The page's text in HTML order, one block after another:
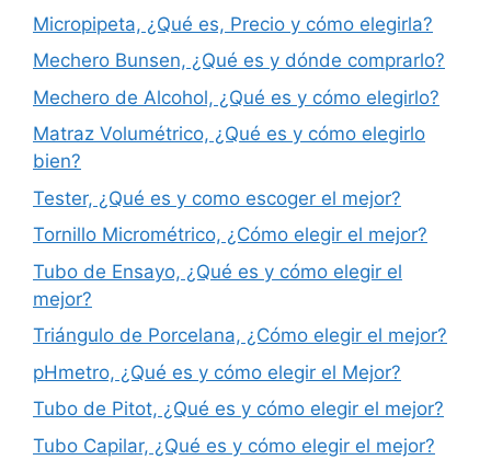
Micropipeta, ¿Qué es, Precio y cómo elegirla?
Mechero Bunsen, ¿Qué es y dónde comprarlo?
Mechero de Alcohol, ¿Qué es y cómo elegirlo?
Matraz Volumétrico, ¿Qué es y cómo elegirlo
bien?
Tester, ¿Qué es y como escoger el mejor?
Tornillo Micrométrico, ¿Cómo elegir el mejor?
Tubo de Ensayo, ¿Qué es y cómo elegir el
mejor?
Triángulo de Porcelana, ¿Cómo elegir el mejor?
pHmetro, ¿Qué es y cómo elegir el Mejor?
Tubo de Pitot, ¿Qué es y cómo elegir el mejor?
Tubo Capilar, ¿Qué es y cómo elegir el mejor?